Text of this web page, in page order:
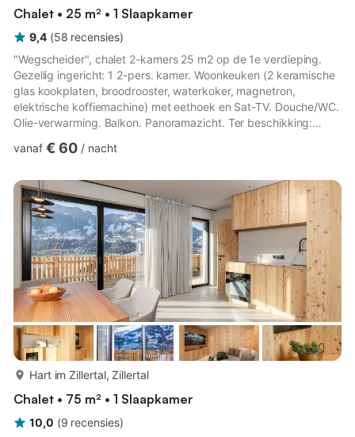
Chalet • 25 m² • 1 Slaapkamer
9,4 (58 recensies)
"Wegscheider", chalet 2-kamers 25 m2 op de 1e verdieping.
Gezellig ingericht: 1 2-pers. kamer. Woonkeuken (2 keramische
glas kookplaten, broodrooster, waterkoker, magnetron,
elektrische koffiemachine) met eethoek en Sat-TV. Douche/WC.
Olie-verwarming. Balkon. Panoramazicht. Ter beschikking:
rookmelders, brandblusser.
vanaf € 60 / nacht
Hart im Zillertal, Zillertal
Chalet • 75 m² • 1 Slaapkamer
10,0 (9 recensies)